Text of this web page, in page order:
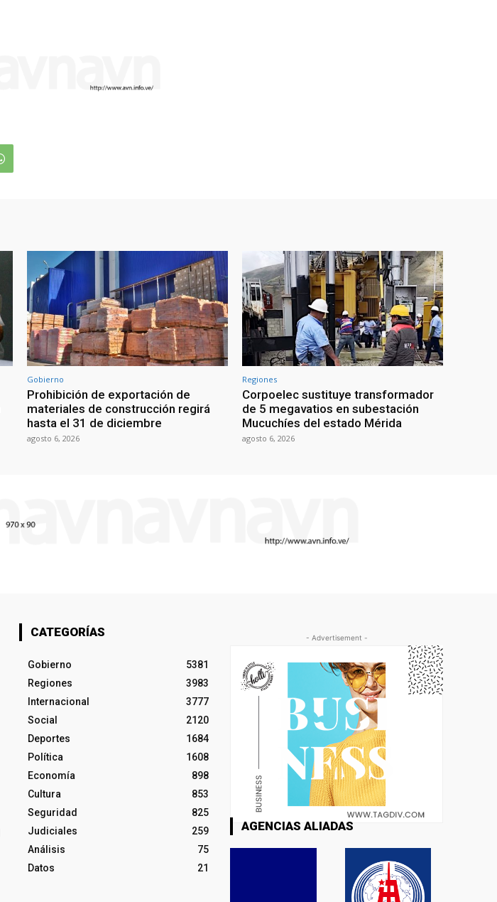
Gobierno
Prohibición de exportación de
materiales de construcción regirá
hasta el 31 de diciembre
agosto 6, 2026
Regiones
Corpoelec sustituye transformador
de 5 megavatios en subestación
Mucuchíes del estado Mérida
agosto 6, 2026
CATEGORÍAS
Gobierno
5381
Regiones
3983
Internacional
3777
Social
2120
Deportes
1684
Política
1608
Economía
898
Cultura
853
Seguridad
825
Judiciales
259
Análisis
75
Datos
21
- Advertisement -
AGENCIAS ALIADAS